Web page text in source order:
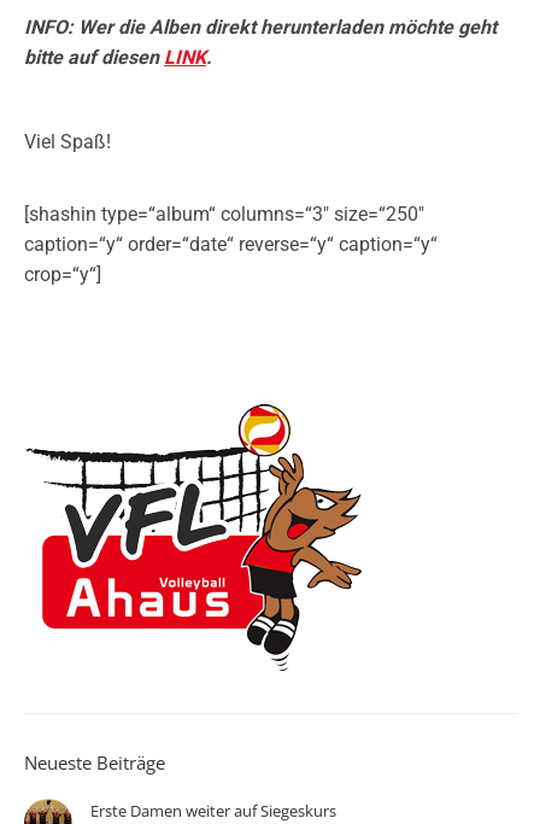
INFO: Wer die Alben direkt herunterladen möchte geht
bitte auf diesen LINK.
Viel Spaß!
[shashin type=“album“ columns=“3″ size=“250″
caption=“y“ order=“date“ reverse=“y“ caption=“y“
crop=“y“]
Neueste Beiträge
Erste Damen weiter auf Siegeskurs